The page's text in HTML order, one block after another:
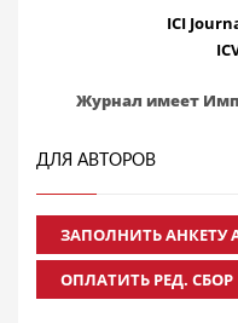
ICI
Журнал имеет
ДЛЯ АВТОРОВ
ЗАПОЛНИТЬ АНКЕТУ
ОПЛАТИТЬ РЕД. СБОР